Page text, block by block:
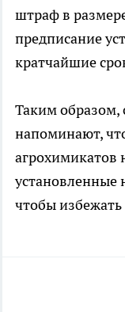
штраф в
предписание
кратчайшие
Таким образом,
напоминают,
агрохимикатов
установленные
чтобы